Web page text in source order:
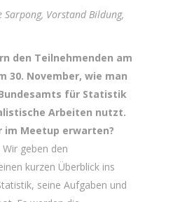
Sarpong, Vorstand Bildung,
den Teilnehmenden am
30. November, wie man
für Statistik
Arbeiten nutzt.
im Meetup erwarten?
geben den
kurzen Überblick ins
seine Aufgaben und